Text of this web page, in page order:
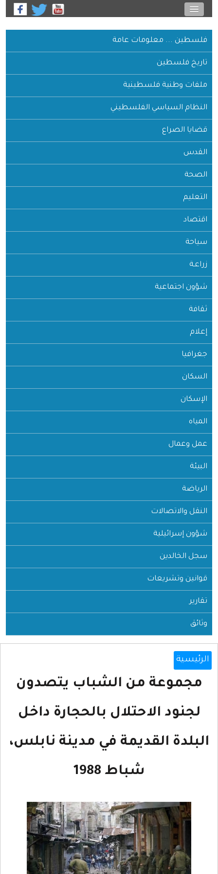
فلسطين ... معلومات عامة
تاريخ فلسطين
ملفات وطنية فلسطينية
النظام السياسي الفلسطيني
قضايا الصراع
القدس
الصحة
التعليم
اقتصاد
سياحة
زراعـة
شؤون اجتماعية
ثقافة
إعلام
جغرافيا
السكان
الإسكان
المياه
عمل وعمال
البيئة
الرياضة
النقل والاتصالات
شؤون إسرائيلية
سجل الخالدين
قوانين وتشريعات
تقارير
وثائق
الرئيسية
مجموعة من الشباب يتصدون
لجنود الاحتلال بالحجارة داخل
البلدة القديمة في مدينة نابلس،
شباط 1988